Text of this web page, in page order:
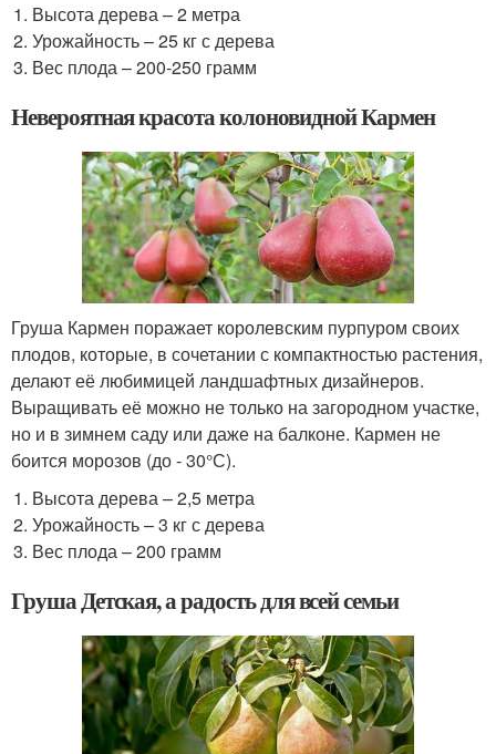
Высота дерева – 2 метра
Урожайность – 25 кг с дерева
Вес плода – 200-250 грамм
Невероятная красота колоновидной Кармен
Груша Кармен поражает королевским пурпуром своих
плодов, которые, в сочетании с компактностью растения,
делают её любимицей ландшафтных дизайнеров.
Выращивать её можно не только на загородном участке,
но и в зимнем саду или даже на балконе. Кармен не
боится морозов (до - 30°С).
Высота дерева – 2,5 метра
Урожайность – 3 кг с дерева
Вес плода – 200 грамм
Груша Детская, а радость для всей семьи